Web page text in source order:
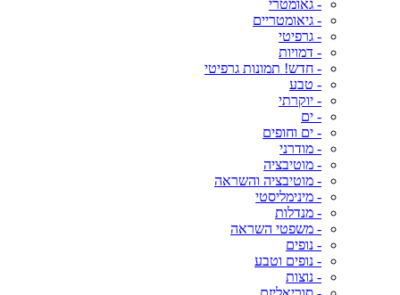
- גאומטרי
- גיאומטריים
- גרפיטי
- דמויות
- חדש! תמונות גרפיטי
- טבע
- יוקרתי
- ים
- ים וחופים
- מודרני
- מוטיבציה
- מוטיבציה והשראה
- מינימליסטי
- מנדלות
- משפטי השראה
- נופים
- נופים וטבע
- נוצות